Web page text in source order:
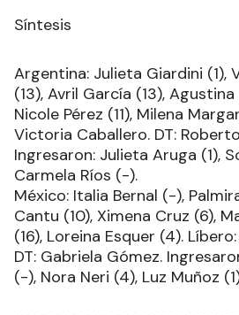
Síntesis
Argentina: Julieta Giardini (1),
(13), Avril García (13),
Nicole Pérez (11), Milena
Victoria Caballero. DT:
Ingresaron: Julieta Aruga (1),
Carmela Ríos (-).
México: Italia Bernal (-),
Cantu (10), Ximena Cruz (6),
(16), Loreina Esquer (4).
DT: Gabriela Gómez.
(-), Nora Neri (4), Luz Muñoz